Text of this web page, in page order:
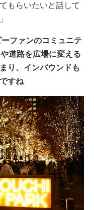
もらいたいと話して
ファンのコミュニテ
道路を広場に変える
り、インバウンドも
すね